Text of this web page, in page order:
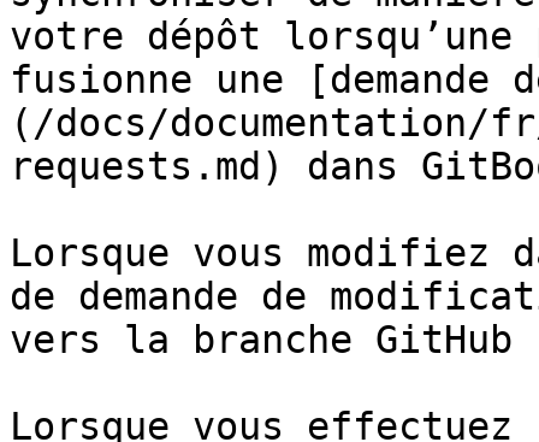
votre dépôt lorsqu’une
fusionne une
(/docs/documentation/
requests.md) dans
Lorsque vous modifiez
de demande de
vers la branche GitHub
Lorsque vous effectuez